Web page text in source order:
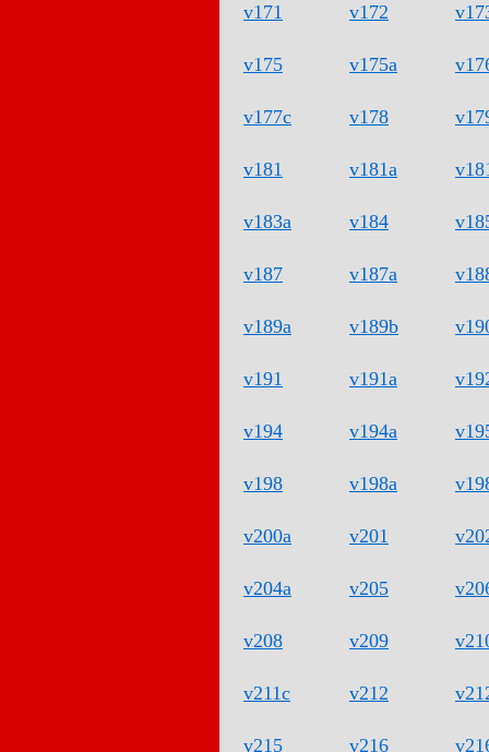
v171 v172
v175 v175a
v177c v178
v181 v181a
v183a v184
v187 v187a
v189a v189b
v191 v191a
v194 v194a
v198 v198a
v200a v201
v204a v205
v208 v209
v211c v212
v215 v216